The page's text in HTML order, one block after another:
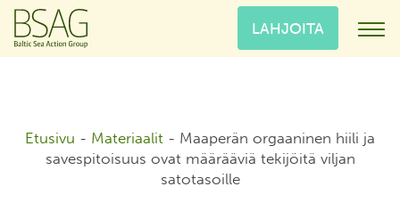
LAHJOITA
Etusivu - Materiaalit - Maaperän orgaaninen hiili ja
savespitoisuus ovat määrääviä tekijöitä viljan
satotasoille